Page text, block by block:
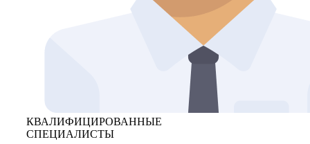
КВАЛИФИЦИРОВАННЫЕ
СПЕЦИАЛИСТЫ